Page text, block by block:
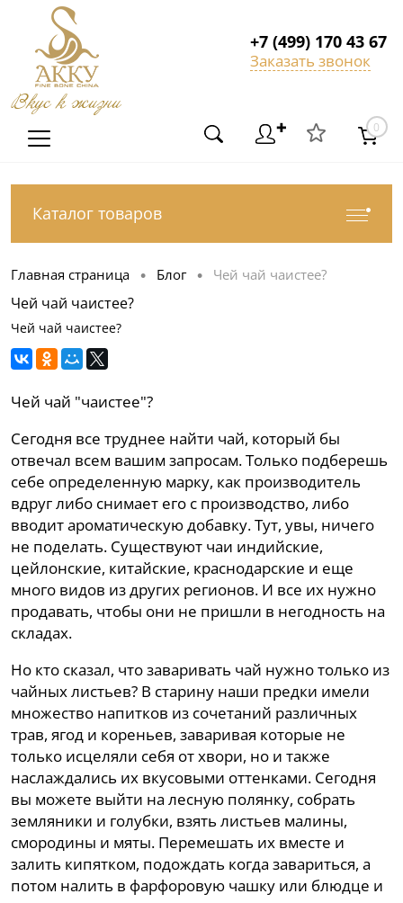
Вкус к жизни
+7 (499) 170 43 67
Заказать звонок
✚ 0
Каталог товаров
Главная страница • Блог • Чей чай чаистее?
Чей чай чаистее?
Чей чай чаистее?
Чей чай "чаистее"?
Сегодня все труднее найти чай, который бы
отвечал всем вашим запросам. Только подберешь
себе определенную марку, как производитель
вдруг либо снимает его с производство, либо
вводит ароматическую добавку. Тут, увы, ничего
не поделать. Существуют чаи индийские,
цейлонские, китайские, краснодарские и еще
много видов из других регионов. И все их нужно
продавать, чтобы они не пришли в негодность на
складах.
Но кто сказал, что заваривать чай нужно только из
чайных листьев? В старину наши предки имели
множество напитков из сочетаний различных
трав, ягод и кореньев, заваривая которые не
только исцеляли себя от хвори, но и также
наслаждались их вкусовыми оттенками. Сегодня
вы можете выйти на лесную полянку, собрать
земляники и голубки, взять листьев малины,
смородины и мяты. Перемешать их вместе и
залить кипятком, подождать когда завариться, а
потом налить в фарфоровую чашку или блюдце и